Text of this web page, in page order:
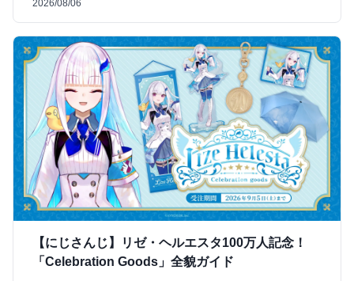
2026/08/06
【にじさんじ】リゼ・ヘルエスタ100万人記念！
「Celebration Goods」全貌ガイド